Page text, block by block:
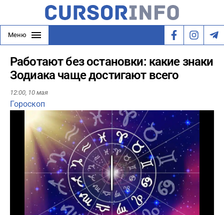
Меню
Работают без остановки: какие знаки
Зодиака чаще достигают всего
12:00, 10 мая
Гороскоп
Play